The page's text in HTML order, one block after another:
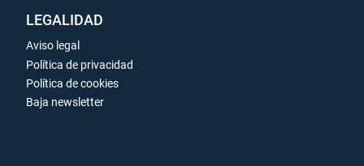
LEGALIDAD
Aviso legal
Política de privacidad
Política de cookies
Baja newsletter